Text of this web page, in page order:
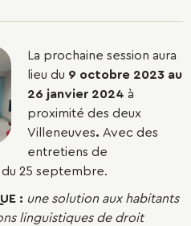
La prochaine session aura
lieu du 9 octobre 2023 au
26 janvier 2024 à
proximité des deux
Villeneuves. Avec des
entretiens de
25 septembre.
: une solution aux habitants
linguistiques de droit